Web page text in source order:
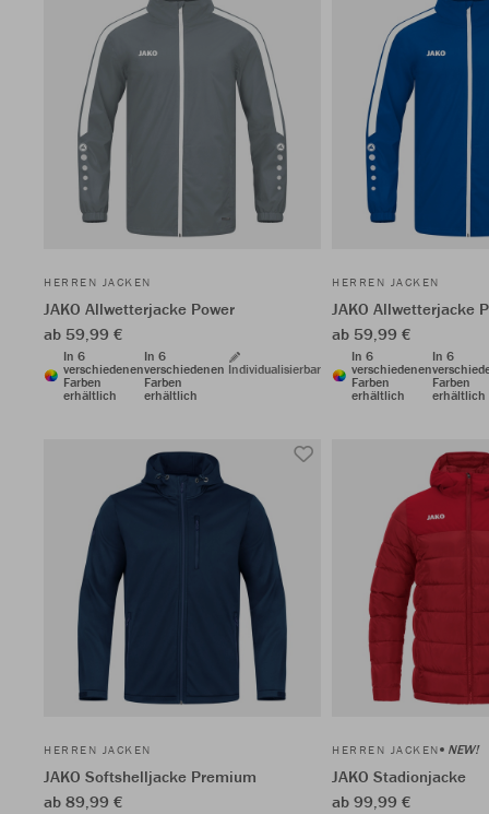
HERREN JACKEN
JAKO Allwetterjacke Power
ab 59,99 €
In 6
verschiedenen
Farben
erhältlich
In 6
verschiedenen
Farben
erhältlich
Individualisierbar
HERREN JACKEN
JAKO Allwetterjacke
ab 59,99 €
In 6
verschiedenen
Farben
erhältlich
In 6
Farben
erhältlich
HERREN JACKEN
JAKO Softshelljacke Premium
ab 89,99 €
HERREN JACKEN NEW!
JAKO Stadionjacke
ab 99,99 €